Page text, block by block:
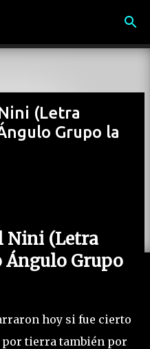
principal
(Letra
Grupo la
Nini (Letra
Ángulo Grupo
hoy si fue cierto
tierra también por